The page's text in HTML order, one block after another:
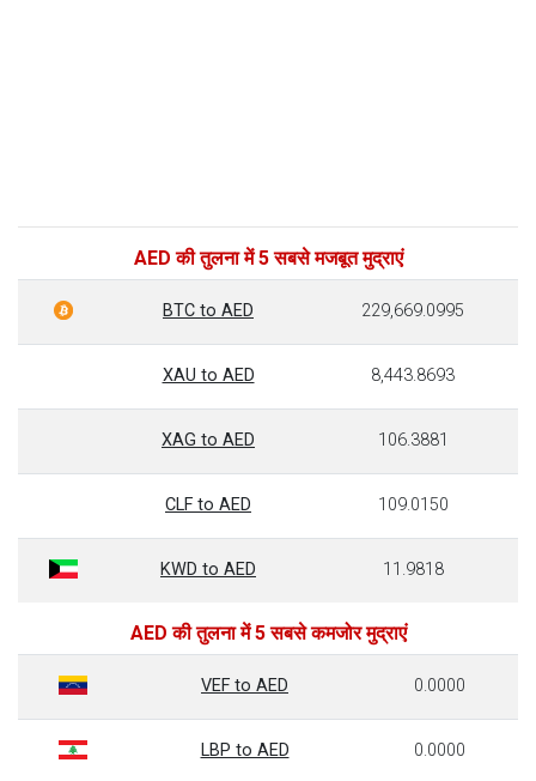
AED की तुलना में 5 सबसे मजबूत मुद्राएं
BTC to AED 229,669.0995
XAU to AED 8,443.8693
XAG to AED 106.3881
CLF to AED 109.0150
KWD to AED 11.9818
AED की तुलना में 5 सबसे कमजोर मुद्राएं
VEF to AED 0.0000
LBP to AED 0.0000